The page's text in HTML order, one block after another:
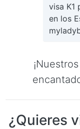
visa K1
en los
¿Quieres